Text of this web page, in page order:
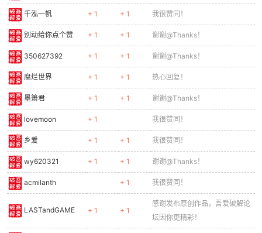
千泓一帆 + 1 + 1 我很赞同！
别动给你点个赞 + 1 + 1 谢谢@Thanks！
350627392 + 1 + 1 谢谢@Thanks！
腐烂世界 + 1 + 1 热心回复！
墨箫君 + 1 + 1 谢谢@Thanks！
lovemoon + 1 我很赞同！
乡爱 + 1 + 1 我很赞同！
wy620321 + 1 + 1 谢谢@Thanks！
acmilanth + 1 我很赞同！
LASTandGAME + 1 + 1
感谢发布原创作品，吾爱破解论
坛因你更精彩！